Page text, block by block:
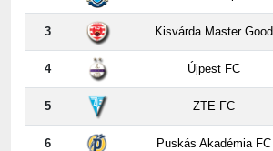
3 Kisvárda Master Good
4 Újpest FC
5 ZTE FC
6 Puskás Akadémia FC